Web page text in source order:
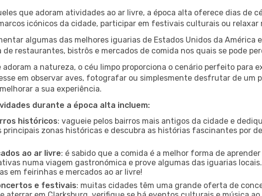
que adoram atividades ao ar livre, a época alta oferece dias de
icónicos da cidade, participar em festivais culturais ou relaxar
algumas das melhores iguarias de Estados Unidos da
restaurantes, bistrôs e mercados de comida nos quais se pode
adoram a natureza, o céu limpo proporciona o cenário perfeito para
em observar aves, fotografar ou simplesmente desfrutar de um
a sua experiência.
durante a época alta incluem:
históricos: vagueie pelos bairros mais antigos da cidade e
principais zonas históricas e descubra as histórias fascinantes por
ao ar livre: é sabido que a comida é a melhor forma de
numa viagem gastronómica e prove algumas das iguarias
em feirinhas e mercados ao ar livre!
e festivais: muitas cidades têm uma grande oferta de